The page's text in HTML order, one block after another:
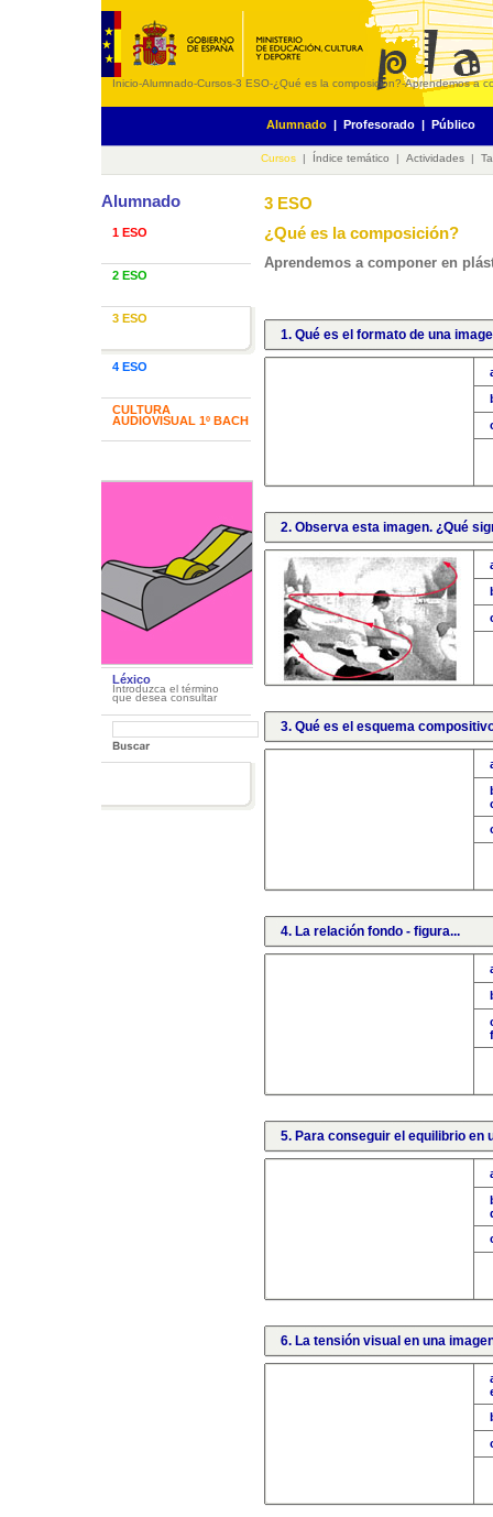
Inicio-Alumnado-Cursos-3 ESO-¿Qué es la composición?-Aprendemos a
Alumnado | Profesorado | Público
Cursos | Índice temático | Actividades |
Alumnado
1 ESO
2 ESO
3 ESO
4 ESO
CULTURA
AUDIOVISUAL 1º BACH
Léxico
Introduzca el término
que desea consultar
3 ESO
¿Qué es la composición?
Aprendemos a componer en
1. Qué es el formato de una
2. Observa esta imagen. ¿Qué
3. Qué es el esquema
4. La relación fondo - figura...
5. Para conseguir el equilibrio en
6. La tensión visual en una